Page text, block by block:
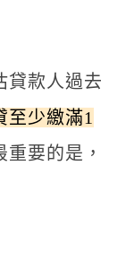
貸款人過去
至少繳滿1
重要的是，